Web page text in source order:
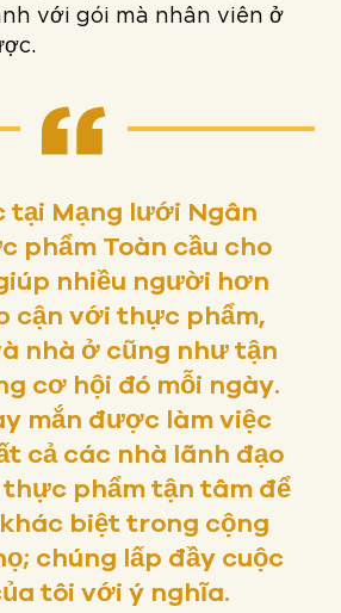
với gói mà nhân viên ở
tại Mạng lưới Ngân
phẩm Toàn cầu cho
nhiều người hơn
cận với thực phẩm,
nhà ở cũng như tận
cơ hội đó mỗi ngày.
mắn được làm việc
cả các nhà lãnh đạo
phẩm tận tâm để
biệt trong cộng
chúng lấp đầy cuộc
tôi với ý nghĩa.